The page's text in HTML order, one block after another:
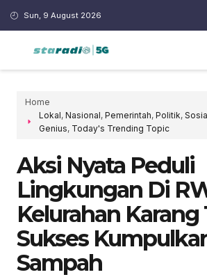
Sun, 9 August 2026
Home
Lokal, Nasional, Pemerintah, Politik,
Genius, Today's Trending Topic
Aksi Nyata Peduli
Lingkungan Di
Kelurahan Karang
Sukses
Sampah